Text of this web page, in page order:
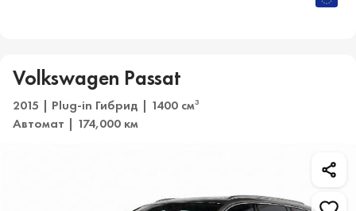
Volkswagen Passat
2015 | Plug-in Гибрид | 1400 см3
Автомат | 174,000 км